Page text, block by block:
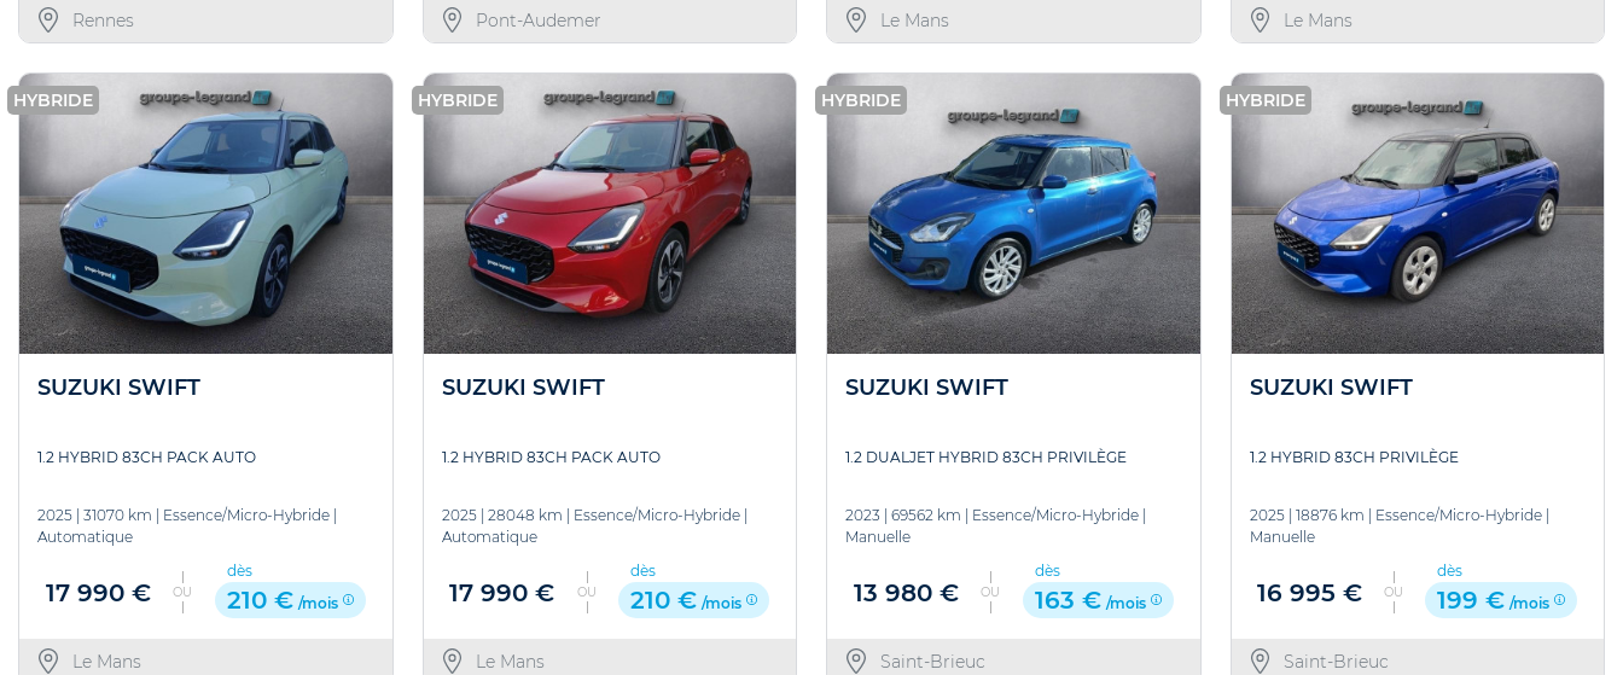
Rennes Pont-Audemer Le Mans Le Mans
HYBRIDE
SUZUKI SWIFT
1.2 HYBRID 83CH PACK AUTO
2025 31070 km Essence/Micro-Hybride
Automatique
17 990 € OU
dès
210 € /mois
Le Mans
HYBRIDE
SUZUKI SWIFT
1.2 HYBRID 83CH PACK AUTO
2025| 28048 km Essence/Micro-Hybride|
Automatique
17 990 € OU
dès
210 € /mois
Le Mans
HYBRIDE
SUZUKI SWIFT
1.2 DUALJET HYBRID 83CH PRIVILÈGE
2023 69562 km Essence/Micro-Hybride
Manuelle
13 980 € OU
dès
163 € /mois
Saint-Brieuc
HYBRIDE
SUZUKI SWIFT
1.2 HYBRID 83CH PRIVILÈGE
2025| 18876 km Essence/Micro-Hybride|
Manuelle
16 995 € OU
dès
199 € /mois
Saint-Brieuc